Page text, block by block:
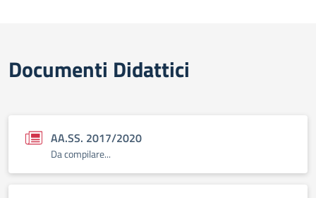
Documenti Didattici
AA.SS. 2017/2020
Da compilare...